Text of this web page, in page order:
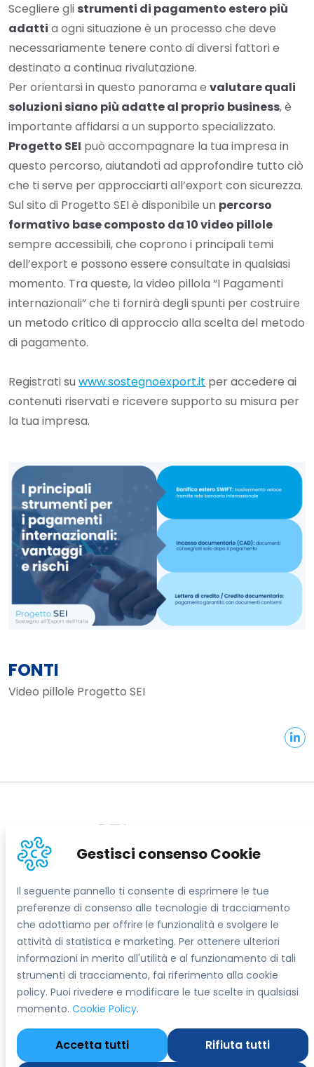
Scegliere gli strumenti di pagamento estero più
adatti a ogni situazione è un processo che deve
necessariamente tenere conto di diversi fattori e
destinato a continua rivalutazione.
Per orientarsi in questo panorama e valutare quali
soluzioni siano più adatte al proprio business, è
importante affidarsi a un supporto specializzato.
Progetto SEI può accompagnare la tua impresa in
questo percorso, aiutandoti ad approfondire tutto ciò
che ti serve per approcciarti all’export con sicurezza.
Sul sito di Progetto SEI è disponibile un percorso
formativo base composto da 10 video pillole
sempre accessibili, che coprono i principali temi
dell’export e possono essere consultate in qualsiasi
momento. Tra queste, la video pillola “I Pagamenti
internazionali” che ti fornirà degli spunti per costruire
un metodo critico di approccio alla scelta del metodo
di pagamento.
Registrati su www.sostegnoexport.it per accedere ai
contenuti riservati e ricevere supporto su misura per
la tua impresa.
FONTI
Video pillole Progetto SEI
Informazioni sul sito
Contatti
Segreteria Tecnica del Progetto SEI
info@sostegnoexport.it
Seguici su